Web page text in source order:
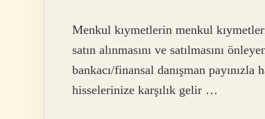
Menkul kıymetlerin menkul
satın alınmasını ve satılmasını
bankacı/finansal danışman
hisselerinize karşılık gelir …